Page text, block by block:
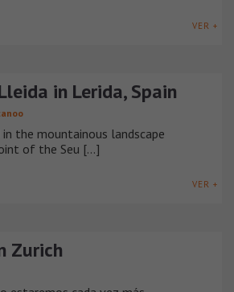
VER +
in Lerida, Spain
the mountainous landscape
of the Seu [...]
VER +
Zurich